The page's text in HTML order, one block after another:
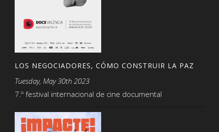
LOS NEGOCIADORES, CÓMO CONSTRUIR LA PAZ
Tuesday, May 30th 2023
7.º festival internacional de cine documental